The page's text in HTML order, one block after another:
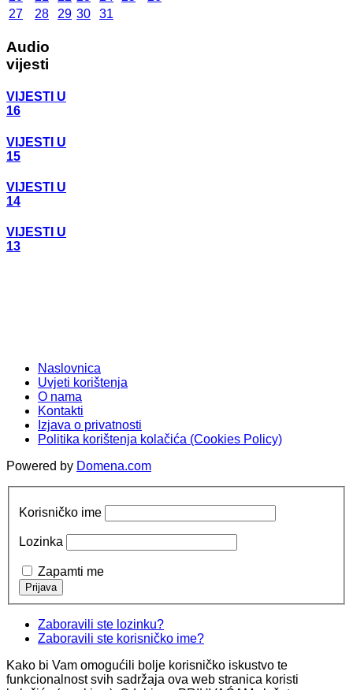
27
28 29 30 31
Audio
vijesti
VIJESTI U
16
VIJESTI U
15
VIJESTI U
14
VIJESTI U
13
Naslovnica
Uvjeti korištenja
O nama
Kontakti
Izjava o privatnosti
Politika korištenja kolačića (Cookies Policy)
Powered by Domena.com
Korisničko ime
Lozinka
Zapamti me
Zaboravili ste lozinku?
Zaboravili ste korisničko ime?
Kako bi Vam omogućili bolje korisničko iskustvo te
funkcionalnost svih sadržaja ova web stranica koristi